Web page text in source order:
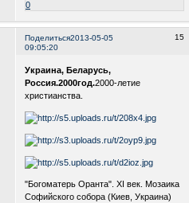
0
Поделиться 15
2013-05-05
09:05:20
Украина, Беларусь,
Россия.2000год.2000-летие
христианства.
"Богоматерь Оранта". XI век. Мозаика
Софийского собора (Киев, Украина)